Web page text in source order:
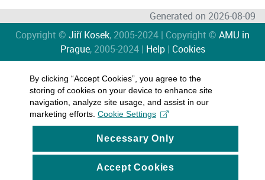
Generated on 2026-08-09
Copyright © Jiří Kosek, 2005-2024 | Copyright © AMU in
Prague, 2005-2024 | Help| Cookies
By clicking “Accept Cookies”, you agree to the
storing of cookies on your device to enhance site
navigation, analyze site usage, and assist in our
marketing efforts. Cookie Settings
Necessary Only
Accept Cookies